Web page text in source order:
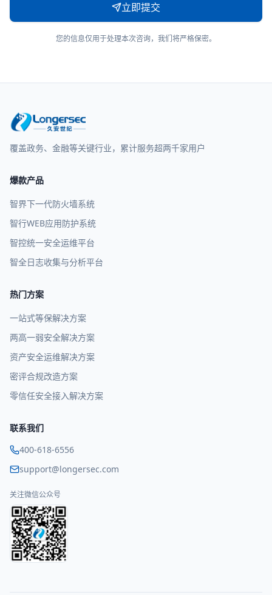
立即提交
您的信息仅用于处理本次咨询，我们将严格保密。
覆盖政务、金融等关键行业，累计服务超两千家用户
爆款产品
智界下一代防火墙系统
智行WEB应用防护系统
智控统一安全运维平台
智全日志收集与分析平台
热门方案
一站式等保解决方案
两高一弱安全解决方案
资产安全运维解决方案
密评合规改造方案
零信任安全接入解决方案
联系我们
400-618-6556
support@longersec.com
关注微信公众号